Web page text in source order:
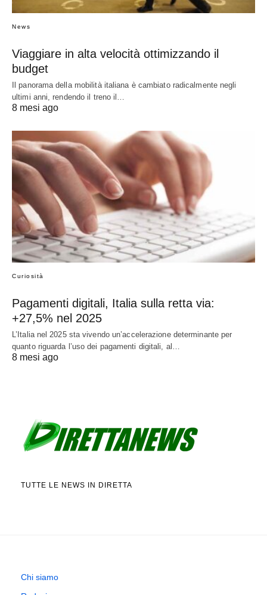
News
Viaggiare in alta velocità ottimizzando il
budget
Il panorama della mobilità italiana è cambiato radicalmente negli
ultimi anni, rendendo il treno il…
8 mesi ago
Curiosità
Pagamenti digitali, Italia sulla retta via:
+27,5% nel 2025
L’Italia nel 2025 sta vivendo un’accelerazione determinante per
quanto riguarda l’uso dei pagamenti digitali, al…
8 mesi ago
TUTTE LE NEWS IN DIRETTA
Chi siamo